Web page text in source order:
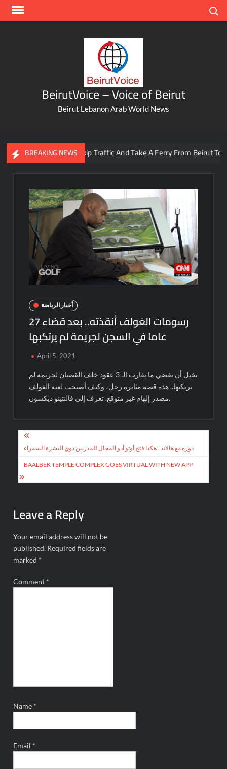
Skip
BeirutVoice – Voice of Beirut
Beirut Lebanon Arab World News
BREAKING NEWS
You Can Now Skip Traffic And Take A Ferry From Beirut To
أخبار الرياضة
رسومات الغولف أنقذته.. بعد قضاء 27
عاما في السجن لجريمة لم يرتكبها
April 5, 2021
تخيل أن تقضي ما يقارب الـ 3 عقود خلف القضبان لجريمة لم
ترتكبها.. هذه قصة مثابرة رجل، وكيف أصبحت لعبة الغولف
مصدر إلهام غير متوقع. تعرف إلى فالنتينو ديكسون.
Post
navigation
دوره مع هالاند.. هكذا فتح أوتو أدو المجال للمدربين ذوي البشرة السمراء
BAALBEK TEMPLE COMPLEX GOES VIRTUAL WITH NEW APP
Leave a Reply
Your email address will not be
published. Required fields are
marked *
Comment *
Name *
Email *